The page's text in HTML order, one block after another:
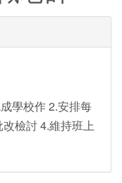
學校作 2.安排每
檢討 4.維持班上